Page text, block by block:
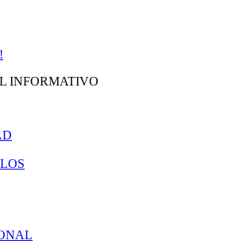
INFORMATIVO